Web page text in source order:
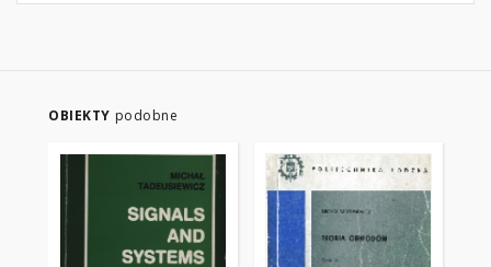
OBIEKTY podobne